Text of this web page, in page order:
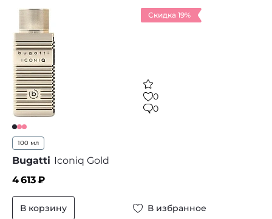
Скидка 19%
0
0
100 мл
Bugatti Iconiq Gold
4 613₽
В корзину В избранное